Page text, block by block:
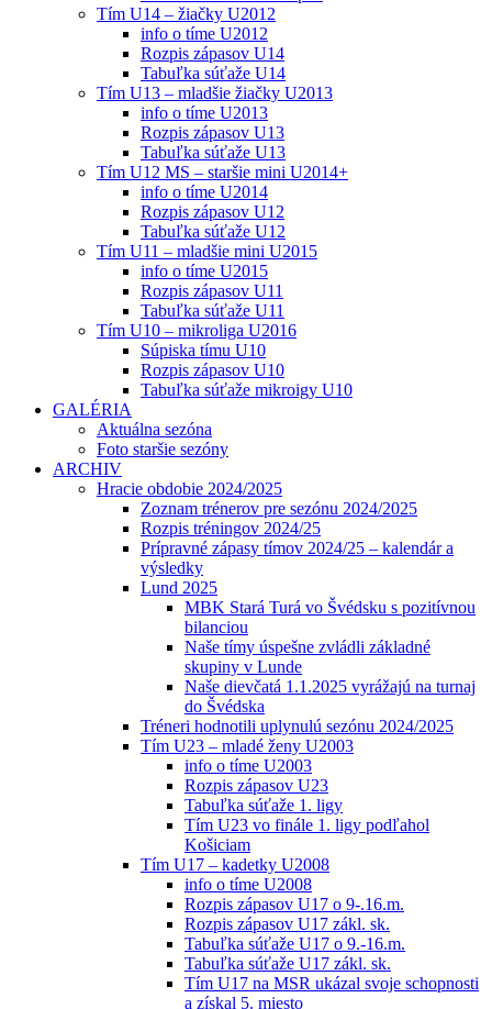
Tím U14 – žiačky U2012
info o tíme U2012
Rozpis zápasov U14
Tabuľka súťaže U14
Tím U13 – mladšie žiačky U2013
info o tíme U2013
Rozpis zápasov U13
Tabuľka súťaže U13
Tím U12 MS – staršie mini U2014+
info o tíme U2014
Rozpis zápasov U12
Tabuľka súťaže U12
Tím U11 – mladšie mini U2015
info o tíme U2015
Rozpis zápasov U11
Tabuľka súťaže U11
Tím U10 – mikroliga U2016
Súpiska tímu U10
Rozpis zápasov U10
Tabuľka súťaže mikroigy U10
GALÉRIA
Aktuálna sezóna
Foto staršie sezóny
ARCHIV
Hracie obdobie 2024/2025
Zoznam trénerov pre sezónu 2024/2025
Rozpis tréningov 2024/25
Prípravné zápasy tímov 2024/25 – kalendár a
výsledky
Lund 2025
MBK Stará Turá vo Švédsku s pozitívnou
bilanciou
Naše tímy úspešne zvládli základné
skupiny v Lunde
Naše dievčatá 1.1.2025 vyrážajú na turnaj
do Švédska
Tréneri hodnotili uplynulú sezónu 2024/2025
Tím U23 – mladé ženy U2003
info o tíme U2003
Rozpis zápasov U23
Tabuľka súťaže 1. ligy
Tím U23 vo finále 1. ligy podľahol
Košiciam
Tím U17 – kadetky U2008
info o tíme U2008
Rozpis zápasov U17 o 9-.16.m.
Rozpis zápasov U17 zákl. sk.
Tabuľka súťaže U17 o 9.-16.m.
Tabuľka súťaže U17 zákl. sk.
Tím U17 na MSR ukázal svoje schopnosti
a získal 5. miesto